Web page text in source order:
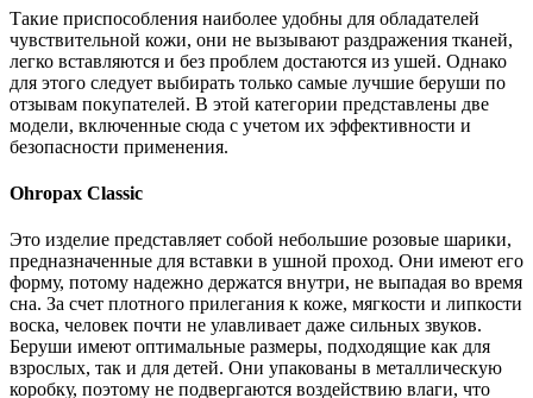
Такие приспособления наиболее удобны для обладателей
чувствительной кожи, они не вызывают раздражения тканей,
легко вставляются и без проблем достаются из ушей. Однако
для этого следует выбирать только самые лучшие беруши по
отзывам покупателей. В этой категории представлены две
модели, включенные сюда с учетом их эффективности и
безопасности применения.
Ohropax Classic
Это изделие представляет собой небольшие розовые шарики,
предназначенные для вставки в ушной проход. Они имеют его
форму, потому надежно держатся внутри, не выпадая во время
сна. За счет плотного прилегания к коже, мягкости и липкости
воска, человек почти не улавливает даже сильных звуков.
Беруши имеют оптимальные размеры, подходящие как для
взрослых, так и для детей. Они упакованы в металлическую
коробку, поэтому не подвергаются воздействию влаги, что